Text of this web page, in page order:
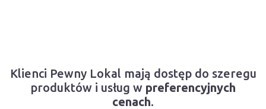
Klienci Pewny Lokal mają dostęp do szeregu
produktów i usług w preferencyjnych
cenach.